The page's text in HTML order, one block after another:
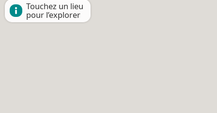
Touchez un lieu
pour l’explorer